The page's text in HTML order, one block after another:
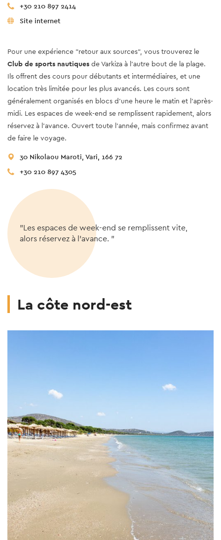
+30 210 897 2414
Site internet
Pour une expérience "retour aux sources", vous trouverez le
Club de sports nautiques de Varkiza à l’autre bout de la plage.
Ils offrent des cours pour débutants et intermédiaires, et une
location très limitée pour les plus avancés. Les cours sont
généralement organisés en blocs d'une heure le matin et l'après-
midi. Les espaces de week-end se remplissent rapidement, alors
réservez à l'avance. Ouvert toute l'année, mais confirmez avant
de faire le voyage.
30 Nikolaou Maroti, Vari, 166 72
+30 210 897 4305
"Les espaces de week-end se remplissent vite,
alors réservez à l'avance. "
La côte nord-est